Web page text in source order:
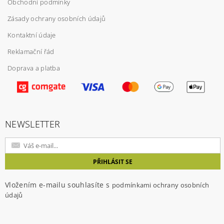
Vložením hodnocení souhlasíte spodmínkami
ochrany osobních údajů
Obchodní podmínky
Zásady ochrany osobních údajů
Kontaktní údaje
Reklamační řád
Doprava a platba
NEWSLETTER
Vložením e-mailu souhlasíte s podmínkami ochrany osobních
údajů